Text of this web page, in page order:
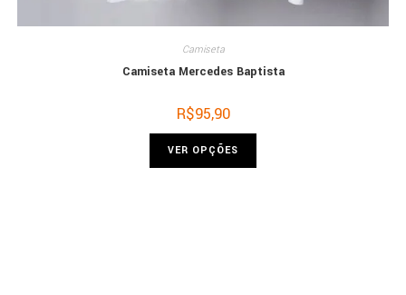
Camiseta
Camiseta Mercedes Baptista
R$95,90
VER OPÇÕES